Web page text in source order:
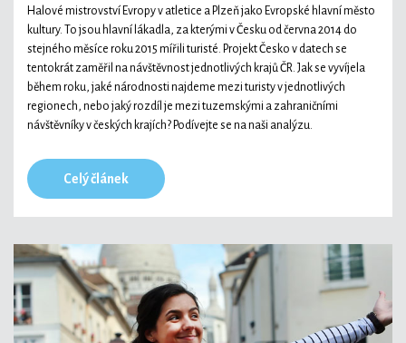
Halové mistrovství Evropy v atletice a Plzeň jako Evropské hlavní město
kultury. To jsou hlavní lákadla, za kterými v Česku od června 2014 do
stejného měsíce roku 2015 mířili turisté. Projekt Česko v datech se
tentokrát zaměřil na návštěvnost jednotlivých krajů ČR. Jak se vyvíjela
během roku, jaké národnosti najdeme mezi turisty v jednotlivých
regionech, nebo jaký rozdíl je mezi tuzemskými a zahraničními
návštěvníky v českých krajích? Podívejte se na naši analýzu.
Celý článek